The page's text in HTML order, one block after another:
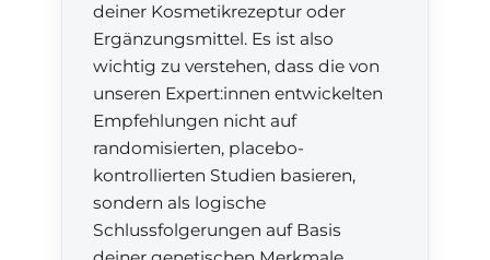
deiner Kosmetikrezeptur oder
Ergänzungsmittel. Es ist also
wichtig zu verstehen, dass die von
unseren Expert:innen entwickelten
Empfehlungen nicht auf
randomisierten, placebo-
kontrollierten Studien basieren,
sondern als logische
Schlussfolgerungen auf Basis